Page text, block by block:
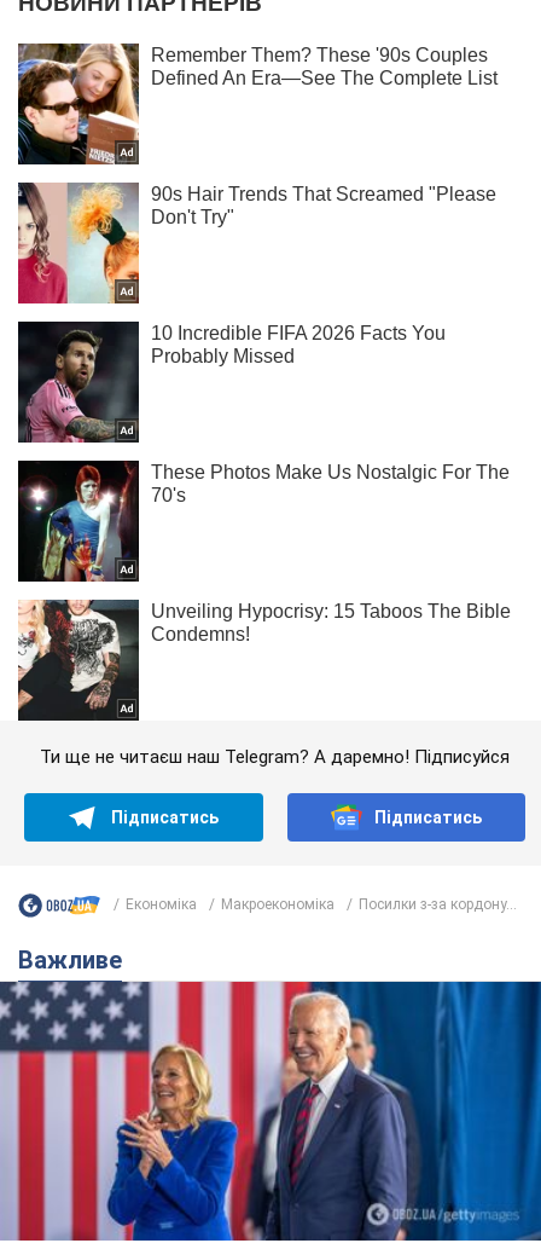
Ти ще не читаєш наш Telegram? А даремно! Підписуйся
Підписатись Підписатись
Економіка Mакроекономіка Посилки з-за кордону...
Важливе